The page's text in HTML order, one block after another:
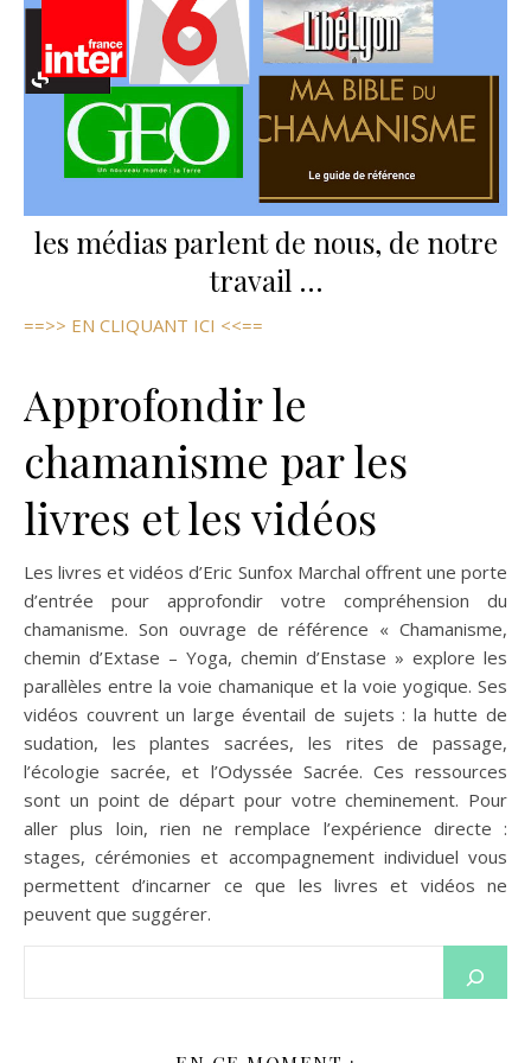
les médias parlent de nous, de notre
travail …
==>> EN CLIQUANT ICI <<==
Approfondir le
chamanisme par les
livres et les vidéos
Les livres et vidéos d’Eric Sunfox Marchal offrent une porte
d’entrée pour approfondir votre compréhension du
chamanisme. Son ouvrage de référence « Chamanisme,
chemin d’Extase – Yoga, chemin d’Enstase » explore les
parallèles entre la voie chamanique et la voie yogique. Ses
vidéos couvrent un large éventail de sujets : la hutte de
sudation, les plantes sacrées, les rites de passage,
l’écologie sacrée, et l’Odyssée Sacrée. Ces ressources
sont un point de départ pour votre cheminement. Pour
aller plus loin, rien ne remplace l’expérience directe :
stages, cérémonies et accompagnement individuel vous
permettent d’incarner ce que les livres et vidéos ne
peuvent que suggérer.